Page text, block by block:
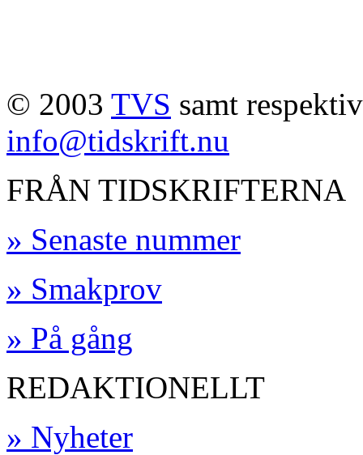
© 2003 TVS samt
info@tidskrift.nu
FRÅN TIDSKRIFTERNA
» Senaste nummer
» Smakprov
» På gång
REDAKTIONELLT
» Nyheter